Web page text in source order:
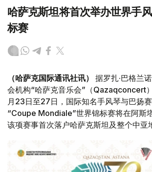
哈萨克斯坦将首次举办世界手
标赛
（哈萨克国际通讯社讯）
据罗扎·巴格兰
会机构“哈萨克音乐会”（Qazaqconcert
月23日至27日，国际知名手风琴与巴
“Coupe Mondiale”世界锦标赛将在阿斯
该项赛事首次落户哈萨克斯坦及整个中亚